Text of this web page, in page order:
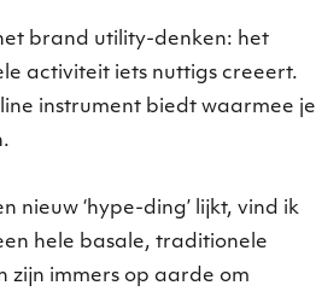
brand utility-denken: het
activiteit iets nuttigs creeert.
instrument biedt waarmee je
nieuw ‘hype-ding’ lijkt, vind ik
hele basale, traditionele
zijn immers op aarde om